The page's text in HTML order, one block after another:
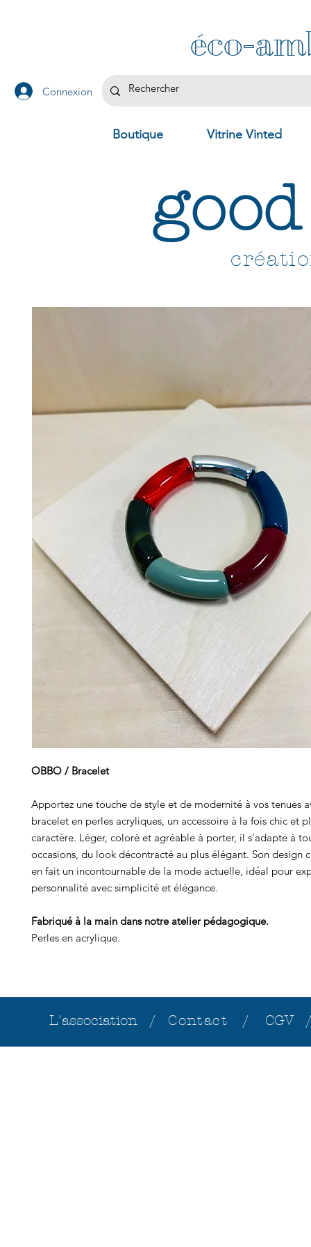
éco-
Connexion
Boutique Vitrine Vinted
OBBO / Bracelet
Apportez une touche de style et de modernité à vos tenues
bracelet en perles acryliques, un accessoire à la fois chic et
caractère. Léger, coloré et agréable à porter, il s’adapte à
occasions, du look décontracté au plus élégant. Son design
en fait un incontournable de la mode actuelle, idéal pour
personnalité avec simplicité et élégance.
Fabriqué à la main dans notre atelier pédagogique.
Perles en acrylique.
L'association / Contact /